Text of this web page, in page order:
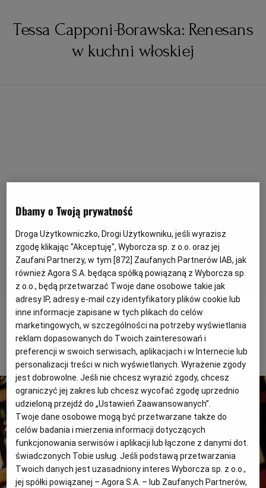
Tessa Capponi-Borawska: Renesans
w kuchni włoskiej
POWRÓT
1 z 3
Dbamy o Twoją prywatność
Droga Użytkowniczko, Drogi Użytkowniku, jeśli wyrazisz
zgodę klikając "Akceptuję", Wyborcza sp. z o.o. oraz jej
Zaufani Partnerzy, w tym [872] Zaufanych Partnerów IAB, jak
również Agora S.A. będąca spółką powiązaną z Wyborcza sp.
z o.o., będą przetwarzać Twoje dane osobowe takie jak
adresy IP, adresy e-mail czy identyfikatory plików cookie lub
inne informacje zapisane w tych plikach do celów
marketingowych, w szczególności na potrzeby wyświetlania
reklam dopasowanych do Twoich zainteresowań i
preferencji w swoich serwisach, aplikacjach i w Internecie lub
personalizacji treści w nich wyświetlanych. Wyrażenie zgody
jest dobrowolne. Jeśli nie chcesz wyrazić zgody, chcesz
ograniczyć jej zakres lub chcesz wycofać zgodę uprzednio
udzieloną przejdź do „Ustawień Zaawansowanych”.
Twoje dane osobowe mogą być przetwarzane także do
celów badania i mierzenia informacji dotyczących
funkcjonowania serwisów i aplikacji lub łączone z danymi dot.
świadczonych Tobie usług. Jeśli podstawą przetwarzania
Twoich danych jest uzasadniony interes Wyborcza sp. z o.o.,
jej spółki powiązanej – Agora S.A. – lub Zaufanych Partnerów,